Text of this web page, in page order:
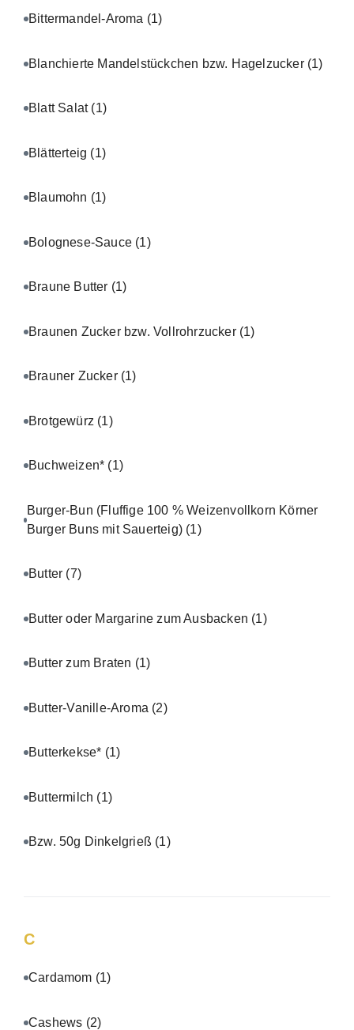
Bittermandel-Aroma (1)
Blanchierte Mandelstückchen bzw. Hagelzucker (1)
Blatt Salat (1)
Blätterteig (1)
Blaumohn (1)
Bolognese-Sauce (1)
Braune Butter (1)
Braunen Zucker bzw. Vollrohrzucker (1)
Brauner Zucker (1)
Brotgewürz (1)
Buchweizen* (1)
Burger-Bun (Fluffige 100 % Weizenvollkorn Körner
Burger Buns mit Sauerteig) (1)
Butter (7)
Butter oder Margarine zum Ausbacken (1)
Butter zum Braten (1)
Butter-Vanille-Aroma (2)
Butterkekse* (1)
Buttermilch (1)
Bzw. 50g Dinkelgrieß (1)
C
Cardamom (1)
Cashews (2)